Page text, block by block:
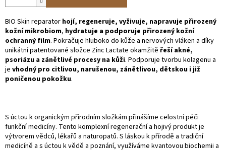
BIO Skin reparator hojí, regeneruje, vyživuje, napravuje přirozený
kožní mikrobiom, hydratuje a podporuje přirozený kožní
ochranný film. Pokračuje hluboko do kůže a nervových vláken a díky
unikátní patentované složce Zinc Lactate okamžitě řeší akné,
psoriázu a zánětlivé procesy na kůži. Podporuje tvorbu kolagenu a
je vhodný pro citlivou, narušenou, zánětlivou, dětskou i již
poničenou pokožku.
S úctou k organickým přírodním složkám přinášíme celostní péči
funkční medicíny. Tento komplexní regenerační a hojivý produkt je
výtvorem vědců, lékařů a naturopatů. S láskou k přírodě a tradiční
medicíně a s úctou k vědě a poznání, využíváme kvantovou biochemii a